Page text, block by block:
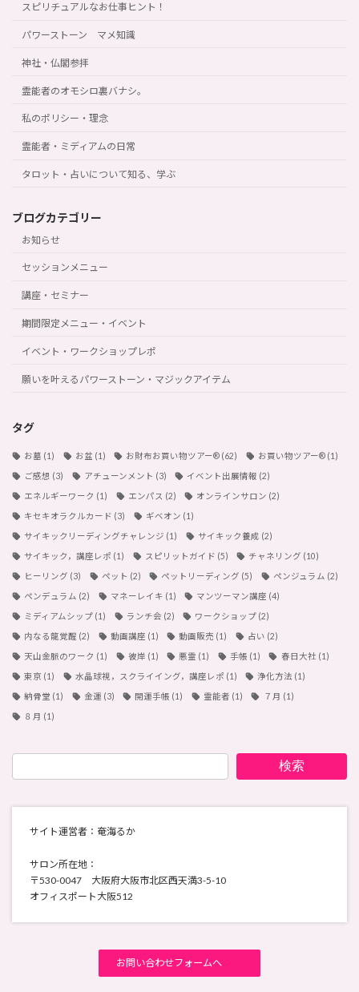
スピリチュアルなお仕事ヒント！
パワーストーン マメ知識
神社・仏閣参拝
霊能者のオモシロ裏バナシ。
私のポリシー・理念
霊能者・ミディアムの日常
タロット・占いについて知る、学ぶ
ブログカテゴリー
お知らせ
セッションメニュー
講座・セミナー
期間限定メニュー・イベント
イベント・ワークショップレポ
願いを叶えるパワーストーン・マジックアイテム
タグ
お墓 (1) お盆 (1) お財布お買い物ツアー®︎ (62) お買い物ツアー®︎(1)
ご感想 (3) アチューンメント (3) イベント出展情報 (2)
エネルギーワーク (1) エンパス (2) オンラインサロン (2)
キセキオラクルカード (3) ギベオン (1)
サイキックリーディングチャレンジ (1) サイキック養成 (2)
サイキック，講座レポ (1) スピリットガイド (5) チャネリング (10)
ヒーリング (3) ペット (2) ペットリーディング (5) ペンジュラム (2)
ペンデュラム (2) マネーレイキ (1) マンツーマン講座 (4)
ミディアムシップ (1) ランチ会 (2) ワークショップ (2)
内なる龍覚醒 (2) 動画講座 (1) 動画販売 (1) 占い (2)
天山金脈のワーク (1) 彼岸 (1) 悪霊 (1) 手帳 (1) 春日大社 (1)
東京 (1) 水晶球視，スクライイング，講座レポ (1) 浄化方法 (1)
納骨堂 (1) 金運 (3) 開運手帳 (1) 霊能者 (1) ７月 (1)
８月 (1)
検索
サイト運営者：奄海るか
サロン所在地：
〒530-0047 大阪府大阪市北区西天満3-5-10
オフィスポート大阪512
お問い合わせフォームへ